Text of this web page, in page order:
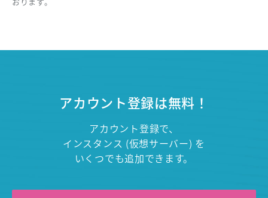
アカウント登録は無料！
アカウント登録で、
インスタンス (仮想サーバー) を
いくつでも追加できます。